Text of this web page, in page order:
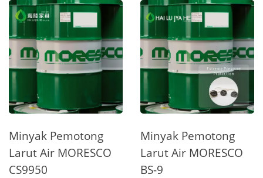
Minyak Pemotong
Larut Air MORESCO
CS9950
Minyak Pemotong
Larut Air MORESCO
BS-9